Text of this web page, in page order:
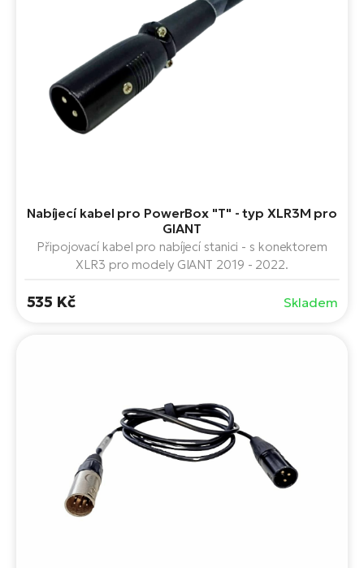
Nabíjecí kabel pro PowerBox "T" - typ XLR3M pro
GIANT
Připojovací kabel pro nabíjecí stanici - s konektorem
XLR3 pro modely GIANT 2019 - 2022.
535 Kč Skladem